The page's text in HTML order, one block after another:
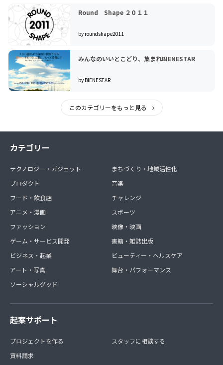
Round Shape ２０１１
by roundshape2011
みんなのいいとこどり、集まれBIENESTAR
by BIENESTAR
このカテゴリーをもっと見る
カテゴリー
テクノロジー・ガジェット
プロダクト
フード・飲食店
アニメ・漫画
ファッション
ゲーム・サービス開発
ビジネス・起業
アート・写真
ソーシャルグッド
まちづくり・地域活性化
音楽
チャレンジ
スポーツ
映像・映画
書籍・雑誌出版
ビューティー・ヘルスケア
舞台・パフォーマンス
起案サポート
プロジェクトを作る
資料請求
スタッフに相談する